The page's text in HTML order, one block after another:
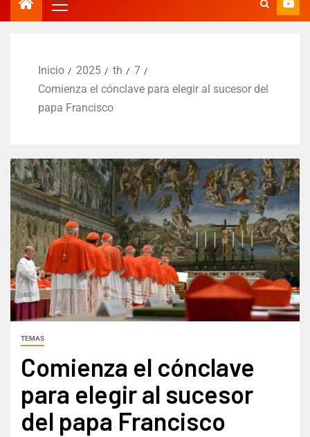
Inicio 2025 th
7
Comienza el cónclave para elegir al sucesor del
papa Francisco
TEMAS
Comienza el cónclave
para elegir al sucesor
del papa Francisco